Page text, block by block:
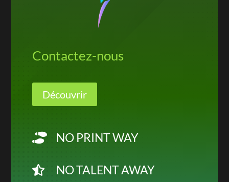
Contactez-nous
Découvrir
 NO PRINT WAY
 NO TALENT AWAY